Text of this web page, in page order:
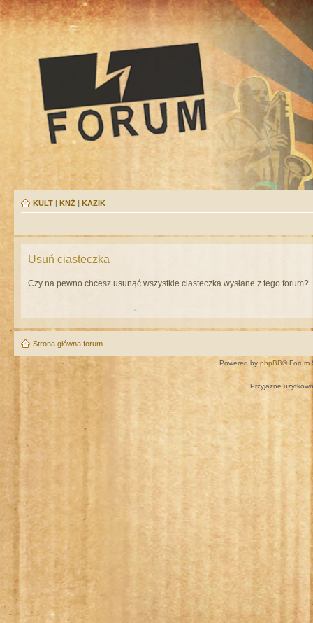
KULT | KNŻ | KAZIK
Usuń ciasteczka
Czy na pewno chcesz usunąć wszystkie ciasteczka wysłane z tego forum?
Strona główna forum
Powered by phpBB® Forum
Przyjazne